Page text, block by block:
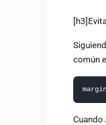
común
Cuando